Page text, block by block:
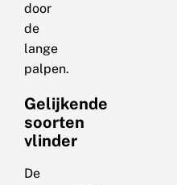
door
de
lange
palpen.
Gelijkende
soorten
vlinder
De